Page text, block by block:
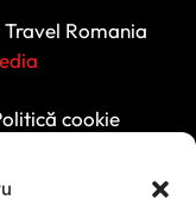
Romania
cookie